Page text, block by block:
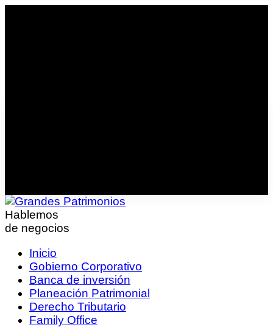
Hablemos
de negocios
Inicio
Gobierno Corporativo
Banca de inversión
Planeación Patrimonial
Derecho Tributario
Family Office